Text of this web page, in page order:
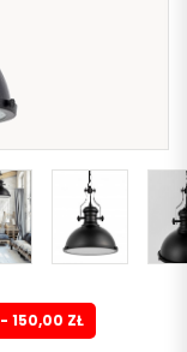
- 150,00 ZŁ